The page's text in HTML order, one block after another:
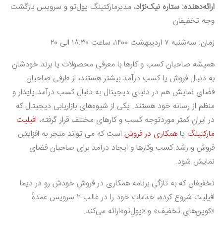
ارائه‌دهنده: ستاره نیک‌نژاد، مدیرمارکتینگ پول‌تو و سرویس بازگشت
وجه تخفیفان
زمان: سه‌شنبه ۷ اردیبهشت ۱۴۰۰، ساعت ۱۸:۳۰ الی ۲۰
همیشه صاحبان کسب و کارها با معرفی محصولات یا برند خودشان
به دنبال فروش یا کسب درآمد بیشتر هستند، از طرفی صاحبان
فضای نمایش هم در دنیای دیجیتال به دنبال کسب درآمد پایدار و
منظم از رسانه خود هستند. یکی از شیوه‌های بازاریابی دیجیتال که
در ایران کمتر موردتوجه کسب و کارهای مختلف قرار گرفته، افیلیت
مارکتینگ یاهمکاری در فروش است که می تواند منجر به افزایش
فروش و رشد کسب وکارها و ایجاد درآمد برای صاحبان فضای
نمایش شود.
تخفیفان که به تازگی برنامه همکاری در فروش خودش رو در دیما
افیلیت شروع کرده، خدمات خود را در غالب ۲ سرویس عمدهٔ
«کوپن‌های تخفیف» و «پولِ‌تو»ارائه می‌کند.